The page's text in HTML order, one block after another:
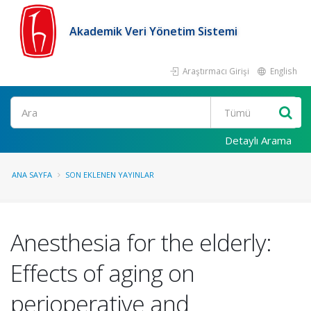
Akademik Veri Yönetim Sistemi
Araştırmacı Girişi English
Ara
Detaylı Arama
ANA SAYFA SON EKLENEN YAYINLAR
Anesthesia for the elderly:
Effects of aging on
perioperative and